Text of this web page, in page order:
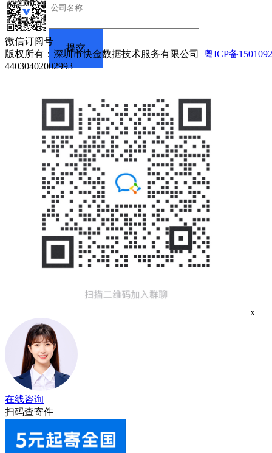
微信订阅号
版权所有：深圳市快金数据技术服务有限公司 粤ICP备
44030402002993
x
在线咨询
扫码查寄件